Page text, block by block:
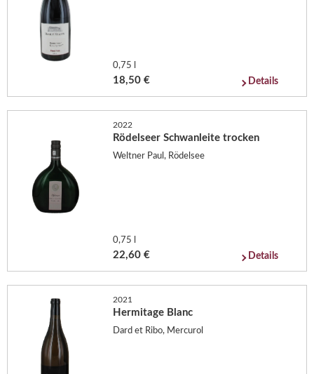
0,75 l
18,50 € Details
2022
Rödelseer Schwanleite trocken
Weltner Paul, Rödelsee
0,75 l
22,60 € Details
2021
Hermitage Blanc
Dard et Ribo, Mercurol